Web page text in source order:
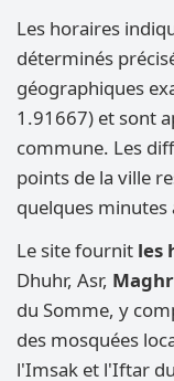
Les horaires
déterminés
géographiques
1.91667) et sont
commune. Les
points de la ville
quelques
Le site fournit les
Dhuhr, Asr,
du Somme, y
des mosquées
l'Imsak et l'Iftar